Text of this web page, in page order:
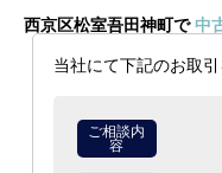
西京区松室吾田神町で 中
当社にて下記のお取引
ご相談内
容